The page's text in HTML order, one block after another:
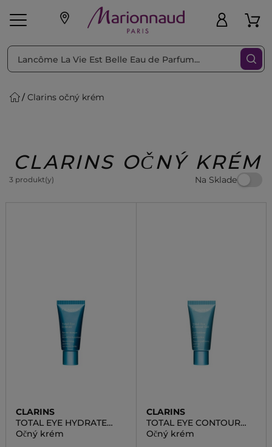
pleť Líčenie
Beauty Zl'avy
Clarins očný krém
CLARINS OČNÝ KRÉM
3 produkt(y) Na Sklade
Triediť podľa Filtrovať
CLARINS
TOTAL EYE HYDRATE
MASK-BALM
Očný krém
CLARINS
TOTAL EYE CONTOUR
GEL
Očný krém